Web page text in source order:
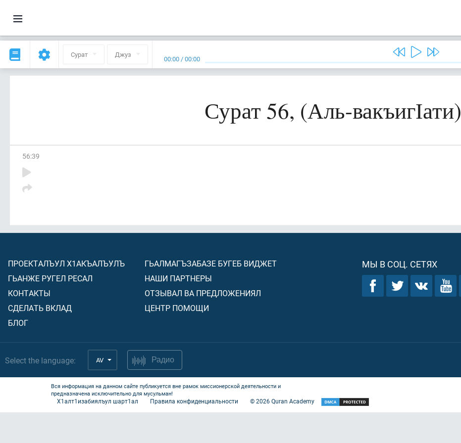
Сурат Джуз 00:00 /00:00
Сурат 56, (Аль-вакъигІати)
56:39
ПРОЕКТАЛЪУЛ Х1АКЪАЛЪУЛЪ
ГЬАНЖЕ РУГЕЛ РЕСАЛ
КОНТАКТЫ
СДЕЛАТЬ ВКЛАД
БЛОГ
ГЬАЛМАГЪЗАБАЗЕ БУГЕБ ВИДЖЕТ
НАШИ ПАРТНЕРЫ
ОТЗЫВАЛ ВА ПРЕДЛОЖЕНИЯЛ
ЦЕНТР ПОМОЩИ
МЫ В СОЦ. СЕТЯХ
Select the language: AV Радио
Вся информация на данном сайте публикуется вне рамок миссионерской деятельности и
предназначена исключительно для мусульман!
Х1алт1изабиялъул шарт1ал Правила конфиденциальности ©2026Quran Academy